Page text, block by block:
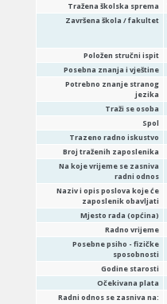
Tražena školska sprema
Završena škola / fakultet
Položen stručni ispit
Posebna znanja i vještine
Potrebno znanje stranog
jezika
Traži se osoba
Spol
Trazeno radno iskustvo
Broj traženih zaposlenika
Na koje vrijeme se zasniva
radni odnos
Naziv i opis poslova koje će
zaposlenik obavljati
Mjesto rada (općina)
Radno vrijeme
Posebne psiho - fizičke
sposobnosti
Godine starosti
Očekivana plata
Radni odnos se zasniva na: